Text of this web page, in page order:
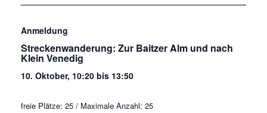
Anmeldung
Streckenwanderung: Zur Baitzer Alm und nach
Klein Venedig
10. Oktober, 10:20 bis 13:50
freie Plätze: 25 / Maximale Anzahl: 25